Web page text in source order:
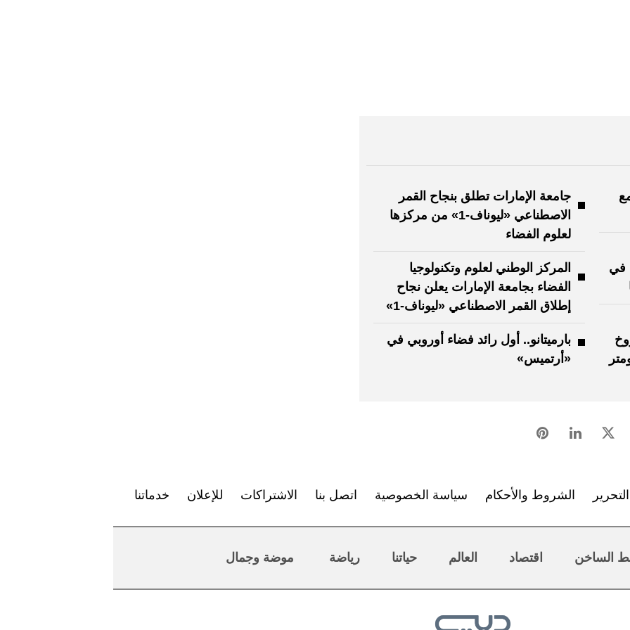
جامعة الإمارات تطلق بنجاح القمر
الاصطناعي «ليوناف-1» من مركزها
لعلوم الفضاء
في
المركز الوطني لعلوم وتكنولوجيا
الفضاء بجامعة الإمارات يعلن نجاح
إطلاق القمر الاصطناعي «ليوناف-1»
8700 كيلومتر
بارميتانو.. أول رائد فضاء أوروبي في
«أرتميس»
الشروط والأحكام سياسة الخصوصية اتصل بنا الاشتراكات للإعلان خدماتنا
الساخن اقتصاد العالم حياتنا رياضة موضة وجمال